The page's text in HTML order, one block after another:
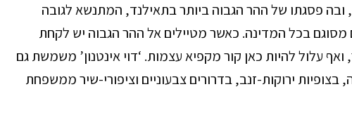
ובה פסגתו של ההר הגבוה ביותר בתאילנד, המתנשא לגובה
בכל המדינה. כאשר מטיילים אל ההר הגבוה יש לקחת
עלול להיות כאן קור מקפיא עצמות. ‘דוי אינטנון’ משמשת גם
ירוקות-זנב, בדרורים צבעוניים וציפורי-שיר ממשפחת